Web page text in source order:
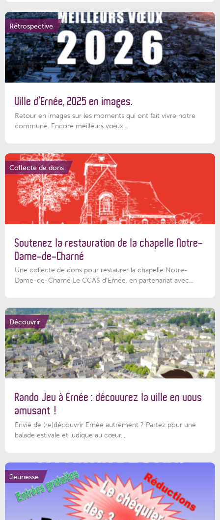
Rétrospective
Ville d’Ernée, 2025 en images.
Retour en images sur les moments qui ont fait vivre notre
commune. Encore meilleurs vœux...
Collecte de dons
Soutenez la restauration de la chapelle Notre-
Dame-de-Charné
Une collecte de dons pour restaurer la chapelle Notre-
Dame-de-Charné Le CCAS d’Ernée, en partenariat avec...
Découvrir
Rando Jeu à Ernée : découvrez la ville en vous
amusant !
Envie de (re)découvrir Ernée autrement ? Partez pour une
balade estivale et ludique au cœur...
Jeunesse